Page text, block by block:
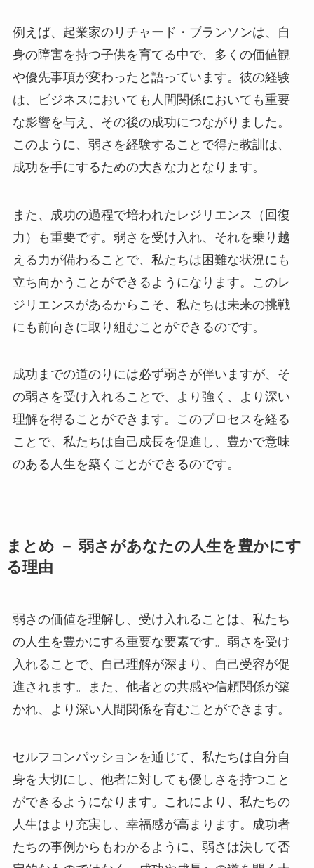
例えば、起業家のリチャード・ブランソンは、自
身の障害を持つ子供を育てる中で、多くの価値観
や優先事項が変わったと語っています。彼の経験
は、ビジネスにおいても人間関係においても重要
な影響を与え、その後の成功につながりました。
このように、弱さを経験することで得た教訓は、
成功を手にするための大きな力となります。
また、成功の過程で培われたレジリエンス（回復
力）も重要です。弱さを受け入れ、それを乗り越
える力が備わることで、私たちは困難な状況にも
立ち向かうことができるようになります。このレ
ジリエンスがあるからこそ、私たちは未来の挑戦
にも前向きに取り組むことができるのです。
成功までの道のりには必ず弱さが伴いますが、そ
の弱さを受け入れることで、より強く、より深い
理解を得ることができます。このプロセスを経る
ことで、私たちは自己成長を促進し、豊かで意味
のある人生を築くことができるのです。
まとめ － 弱さがあなたの人生を豊かにす
る理由
弱さの価値を理解し、受け入れることは、私たち
の人生を豊かにする重要な要素です。弱さを受け
入れることで、自己理解が深まり、自己受容が促
進されます。また、他者との共感や信頼関係が築
かれ、より深い人間関係を育むことができます。
セルフコンパッションを通じて、私たちは自分自
身を大切にし、他者に対しても優しさを持つこと
ができるようになります。これにより、私たちの
人生はより充実し、幸福感が高まります。成功者
たちの事例からもわかるように、弱さは決して否